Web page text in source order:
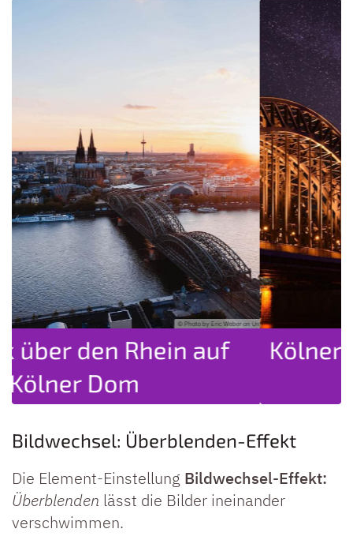
© Photo by Eric Weber on Unsplash
Rhein aufKölner Dom bei
Bildwechsel: Überblenden-Effekt
Die Element-Einstellung Bildwechsel-Effekt:
Überblenden lässt die Bilder ineinander
verschwimmen.